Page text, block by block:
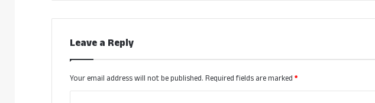
Leave a Reply
Your email address will not be published. Required fields are marked *